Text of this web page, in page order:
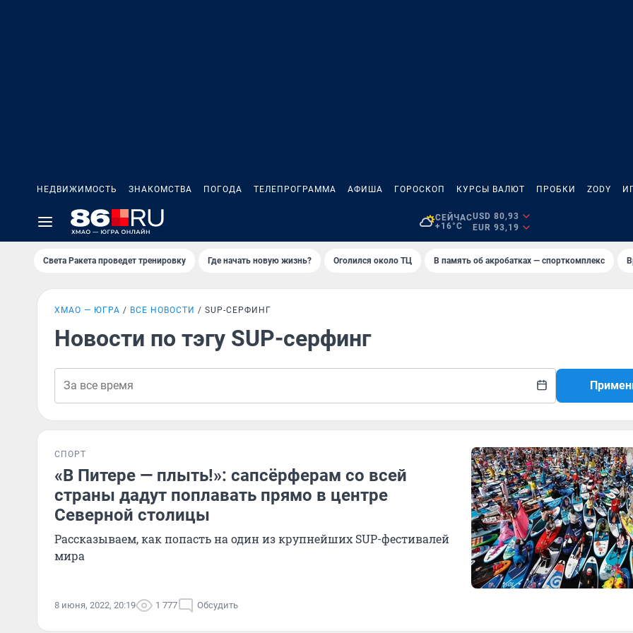
НЕДВИЖИМОСТЬ ЗНАКОМСТВА ПОГОДА ТЕЛЕПРОГРАММА АФИША ГОРОСКОП КУРСЫ ВАЛЮТ ПРОБКИ ZODY
СЕЙЧАС
+16°C
USD 80,93
EUR 93,19
Света Ракета проведет тренировку Где начать новую жизнь? Оголился около ТЦ В память об акробатках — спорткомплекс
ХМАО — ЮГРА ВСЕ НОВОСТИ SUP-СЕРФИНГ
Новости по тэгу SUP-серфинг
СПОРТ
«В Питере — плыть!»: сапсёрферам со всей
страны дадут поплавать прямо в центре
Северной столицы
Рассказываем, как попасть на один из крупнейших SUP-фестивалей
мира
8 июня, 2022, 20:19 1 777 Обсудить